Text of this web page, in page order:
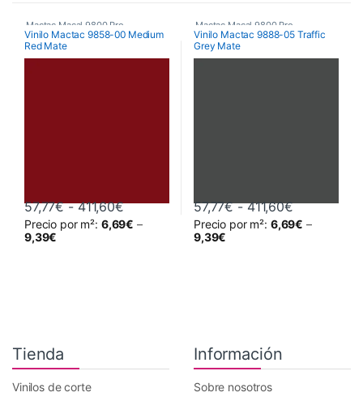
Mactac Macal 9800 Pro
Poliméricos
Vinilo Mactac 9858-00 Medium
Red Mate
57,77€ - 411,60€Rango de precios: desde 57,77€ hasta
Precio por m²: 6,69€ –
9,39€
Este producto tiene múltiples variantes. Las opciones se
Mactac Macal 9800 Pro
Poliméricos
Vinilo Mactac 9888-05 Traffic
Grey Mate
57,77€ - 411,60€Rango de
Precio por m²: 6,69€ –
9,39€
Este producto tiene múltiples
Tienda
Vinilos de corte
Información
Sobre nosotros